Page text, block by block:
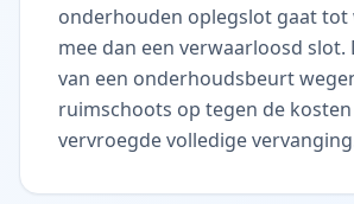
onderhouden oplegslot gaat tot
mee dan een verwaarloosd slot.
van een onderhoudsbeurt
ruimschoots op tegen de kosten
vervroegde volledige